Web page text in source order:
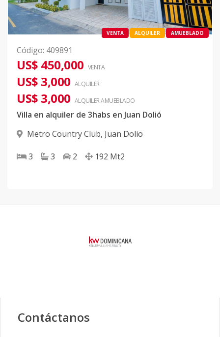
VENTA ALQUILER AMUEBLADO
Código: 409891
US$ 450,000 VENTA
US$ 3,000 ALQUILER
US$ 3,000 ALQUILERAMUEBLADO
Villa en alquiler de 3habs en Juan Dolió
Metro Country Club, Juan Dolio
3 3 2 192 Mt2
Contáctanos